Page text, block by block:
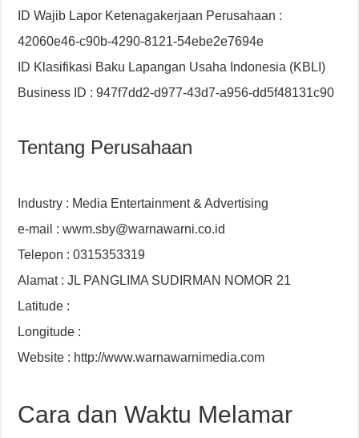
ID Wajib Lapor Ketenagakerjaan Perusahaan :
42060e46-c90b-4290-8121-54ebe2e7694e
ID Klasifikasi Baku Lapangan Usaha Indonesia (KBLI)
Business ID : 947f7dd2-d977-43d7-a956-dd5f48131c90
Tentang Perusahaan
Industry : Media Entertainment & Advertising
e-mail : wwm.sby@warnawarni.co.id
Telepon : 0315353319
Alamat : JL PANGLIMA SUDIRMAN NOMOR 21
Latitude :
Longitude :
Website : http://www.warnawarnimedia.com
Cara dan Waktu Melamar